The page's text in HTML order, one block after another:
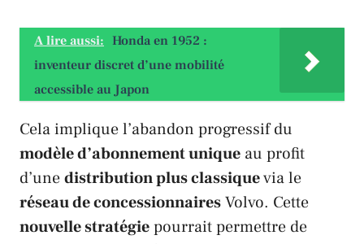
A lire aussi: Honda en 1952 :
inventeur discret d’une mobilité
accessible au Japon
Cela implique l’abandon progressif du
modèle d’abonnement unique au profit
d’unedistribution plus classiquevia le
réseau de concessionnairesVolvo. Cette
nouvelle stratégiepourrait permettre de